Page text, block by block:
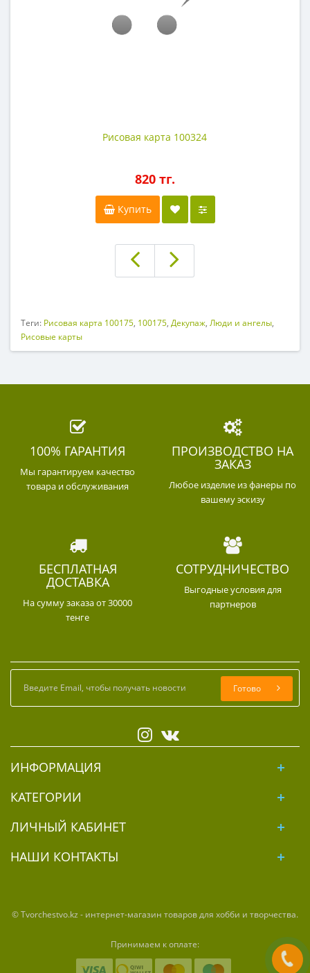
Рисовая карта 100324
820 тг.
Купить
Теги: Рисовая карта 100175, 100175, Декупаж, Люди и ангелы,
Рисовые карты
100% ГАРАНТИЯ
Мы гарантируем качество
товара и обслуживания
ПРОИЗВОДСТВО НА
ЗАКАЗ
Любое изделие из фанеры по
вашему эскизу
БЕСПЛАТНАЯ
ДОСТАВКА
На сумму заказа от 30000
тенге
СОТРУДНИЧЕСТВО
Выгодные условия для
партнеров
Готово
ИНФОРМАЦИЯ
КАТЕГОРИИ
ЛИЧНЫЙ КАБИНЕТ
НАШИ КОНТАКТЫ
© Tvorchestvo.kz - интернет-магазин товаров для хобби и творчества.
Принимаем к оплате: